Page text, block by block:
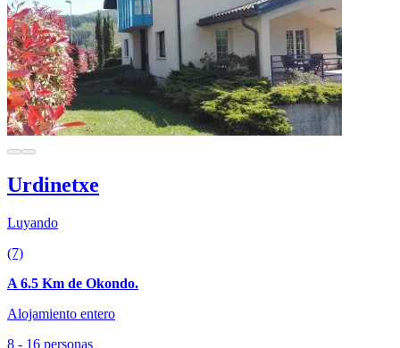
Urdinetxe
Luyando
(7)
A 6.5 Km de Okondo.
Alojamiento entero
8 - 16 personas